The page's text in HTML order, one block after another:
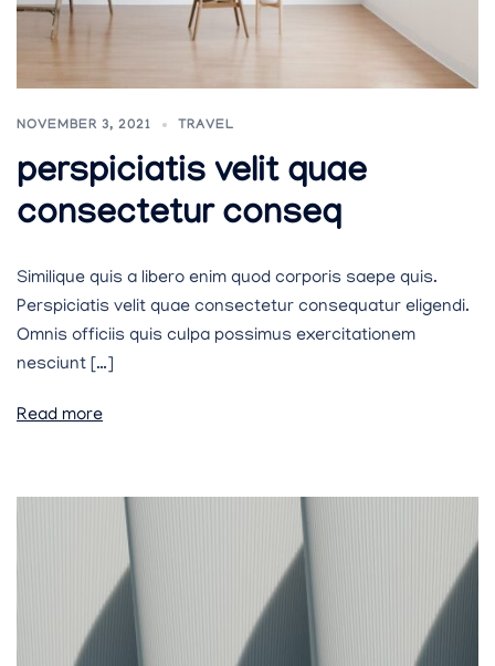
NOVEMBER 3, 2021 TRAVEL
perspiciatis velit quae
consectetur conseq
Similique quis a libero enim quod corporis saepe quis.
Perspiciatis velit quae consectetur consequatur eligendi.
Omnis officiis quis culpa possimus exercitationem
nesciunt […]
Read more